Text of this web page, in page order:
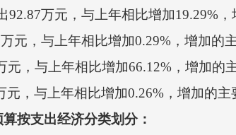
92.87万元， 与上年相比增加19.29%，
元， 与上年相比增加0.29%， 增加的
元，与上年相比增加66.12%， 增加的
元，与上年相比增加0.26%， 增加的主
按支出经济分类划分：